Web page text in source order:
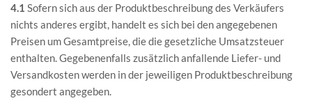
4.1 Sofern sich aus der Produktbeschreibung des Verkäufers
nichts anderes ergibt, handelt es sich bei den angegebenen
Preisen um Gesamtpreise, die die gesetzliche Umsatzsteuer
enthalten. Gegebenenfalls zusätzlich anfallende Liefer- und
Versandkosten werden in der jeweiligen Produktbeschreibung
gesondert angegeben.